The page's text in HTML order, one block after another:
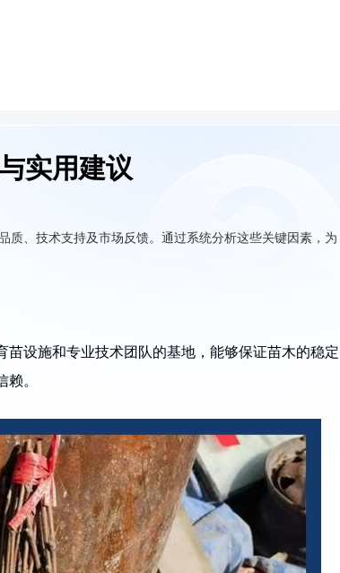
实用建议
质、技术支持及市场反馈。通过系统分析这些关键因素，为
设施和专业技术团队的基地，能够保证苗木的稳定
。